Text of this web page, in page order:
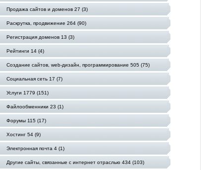
Продажа сайтов и доменов 27 (3)
Раскрутка, продвижение 264 (90)
Регистрация доменов 13 (3)
Рейтинги 14 (4)
Создание сайтов, web-дизайн, программирование 505 (75)
Социальная сеть 17 (7)
Услуги 1779 (151)
Файлообменники 23 (1)
Форумы 115 (17)
Хостинг 54 (9)
Электронная почта 4 (1)
Другие сайты, связанные с интернет отраслью 434 (103)